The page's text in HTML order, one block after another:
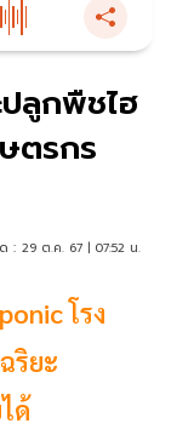
ปลูกพืชไฮ
ตรกร
: 29 ต.ค. 67 | 07:52 น.
โรง
ริยะ
ด้